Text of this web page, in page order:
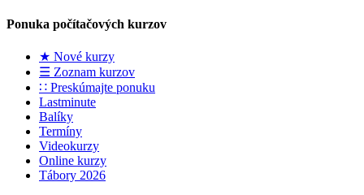
Ponuka počítačových kurzov
★ Nové kurzy
☰ Zoznam kurzov
∷ Preskúmajte ponuku
Lastminute
Balíky
Termíny
Videokurzy
Online kurzy
Tábory 2026